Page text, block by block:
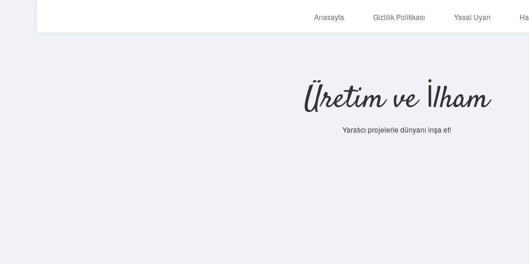
Anasayfa Gizlilik Politikası Yasal Uyarı
Üretim ve İlham
Yaratıcı projelerle dünyanı inşa et!